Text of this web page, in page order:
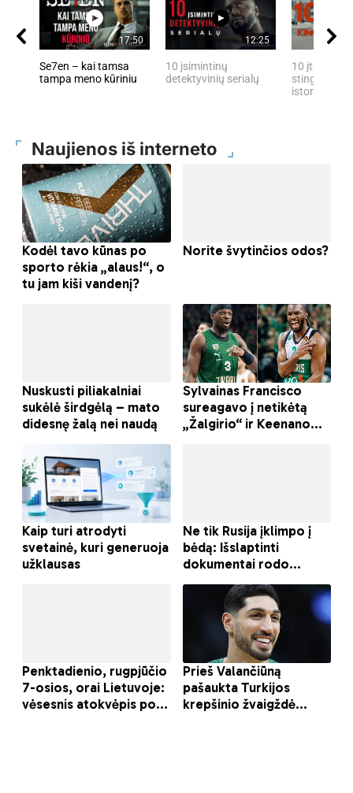
17:50
Se7en – kai tamsa
tampa meno kūriniu
12:25
10 įsimintinų
detektyvinių serialų
10 įtemptų,
stingdančių
istorijų
Naujienos iš interneto